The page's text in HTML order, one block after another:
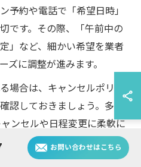
予約や電話で「希望日時」
です。その際、「午前中の
」など、細かい希望を業者
ズに調整が進みます。
場合は、キャンセルポリシ
認しておきましょう。多く
ンセルや日程変更に柔軟に
数料が異なるため注意が必
せた依頼方法を活用すれ
お問い合わせはこちら